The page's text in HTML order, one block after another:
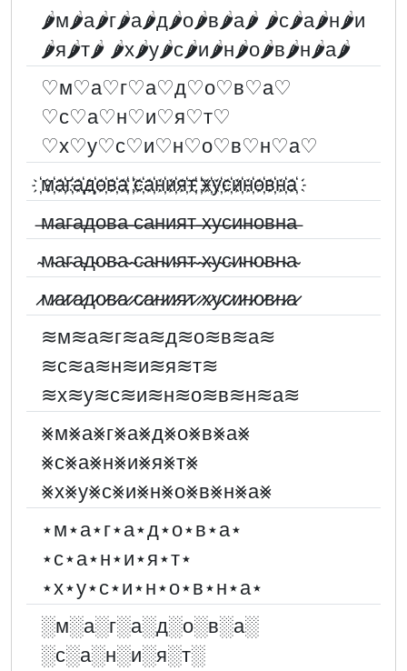
🌶м🌶а🌶г🌶а🌶д🌶о🌶в🌶а🌶 🌶с🌶а🌶н🌶и
🌶я🌶т🌶 🌶х🌶у🌶с🌶и🌶н🌶о🌶в🌶н🌶а🌶
♡м♡а♡г♡а♡д♡о♡в♡а♡
♡с♡а♡н♡и♡я♡т♡
♡х♡у♡с♡и♡н♡о♡в♡н♡а♡
҉м҉а҉г҉а҉д҉о҉в҉а҉ ҉с҉а҉н҉и҉я҉т҉ ҉х҉у҉с҉и҉н҉о҉в҉н҉а҉
̶м̶а̶г̶а̶д̶о̶в̶а̶ ̶с̶а̶н̶и̶я̶т̶ ̶х̶у̶с̶и̶н̶о̶в̶н̶а̶
̴м̴а̴г̴а̴д̴о̴в̴а̴ ̴с̴а̴н̴и̴я̴т̴ ̴х̴у̴с̴и̴н̴о̴в̴н̴а̴
̷м̷а̷г̷а̷д̷о̷в̷а̷ ̷с̷а̷н̷и̷я̷т̷ ̷х̷у̷с̷и̷н̷о̷в̷н̷а̷
≋м≋а≋г≋а≋д≋о≋в≋а≋
≋с≋а≋н≋и≋я≋т≋
≋х≋у≋с≋и≋н≋о≋в≋н≋а≋
⨳м⨳а⨳г⨳а⨳д⨳о⨳в⨳а⨳
⨳с⨳а⨳н⨳и⨳я⨳т⨳
⨳х⨳у⨳с⨳и⨳н⨳о⨳в⨳н⨳а⨳
⋆м⋆а⋆г⋆а⋆д⋆о⋆в⋆а⋆
⋆с⋆а⋆н⋆и⋆я⋆т⋆
⋆х⋆у⋆с⋆и⋆н⋆о⋆в⋆н⋆а⋆
░︎м░︎а░︎г░︎а░︎д░︎о░︎в░︎а░︎
░︎с░︎а░︎н░︎и░︎я░︎т░︎